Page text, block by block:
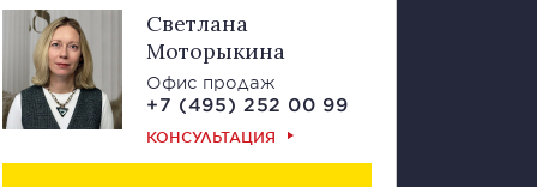
Светлана
Моторыкина
Офис продаж
+7 (495) 252 00 99
КОНСУЛЬТАЦИЯ